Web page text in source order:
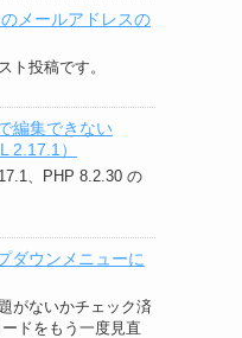
メールアドレスの
ト投稿です。
編集できない
2.17.1）
、PHP 8.2.30 の
ダウンメニューに
がないかチェック済
ドをもう一度見直